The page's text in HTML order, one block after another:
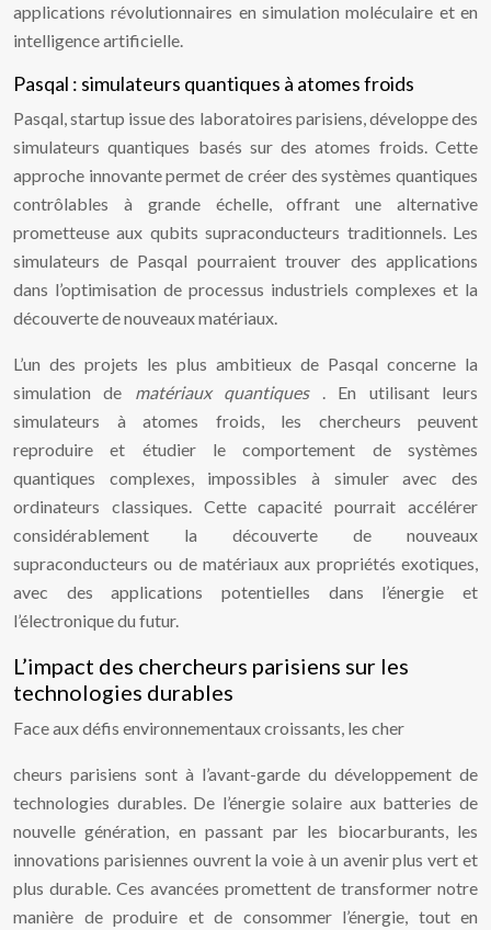
applications révolutionnaires en simulation moléculaire et en
intelligence artificielle.
Pasqal : simulateurs quantiques à atomes froids
Pasqal, startup issue des laboratoires parisiens, développe des
simulateurs quantiques basés sur des atomes froids. Cette
approche innovante permet de créer des systèmes quantiques
contrôlables à grande échelle, offrant une alternative
prometteuse aux qubits supraconducteurs traditionnels. Les
simulateurs de Pasqal pourraient trouver des applications
dans l’optimisation de processus industriels complexes et la
découverte de nouveaux matériaux.
L’un des projets les plus ambitieux de Pasqal concerne la
simulation de matériaux quantiques . En utilisant leurs
simulateurs à atomes froids, les chercheurs peuvent
reproduire et étudier le comportement de systèmes
quantiques complexes, impossibles à simuler avec des
ordinateurs classiques. Cette capacité pourrait accélérer
considérablement la découverte de nouveaux
supraconducteurs ou de matériaux aux propriétés exotiques,
avec des applications potentielles dans l’énergie et
l’électronique du futur.
L’impact des chercheurs parisiens sur les
technologies durables
Face aux défis environnementaux croissants, les cher
cheurs parisiens sont à l’avant-garde du développement de
technologies durables. De l’énergie solaire aux batteries de
nouvelle génération, en passant par les biocarburants, les
innovations parisiennes ouvrent la voie à un avenir plus vert et
plus durable. Ces avancées promettent de transformer notre
manière de produire et de consommer l’énergie, tout en